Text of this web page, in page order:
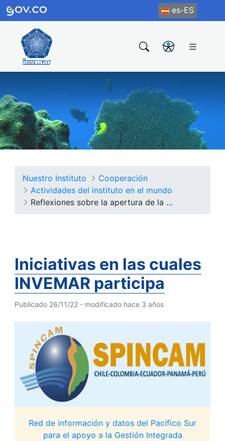
es-ES
Nuestro Instituto
Cooperación
Actividades del instituto en el mundo
Reflexiones sobre la apertura de la primera Conferencia Oceánica de la ONU, Nueva York
Iniciativas en las cuales
INVEMAR participa
Publicado 26/11/22 - modificado hace 3 años
Red de información y datos del Pacífico Sur
para el apoyo a la Gestión Integrada